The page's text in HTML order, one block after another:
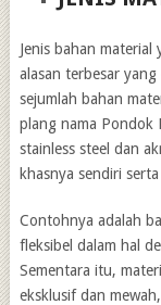
Jenis bahan
alasan terbesar
sejumlah bahan
plang nama Pondok
stainless steel dan
khasnya sendiri
Contohnya adalah
fleksibel dalam hal
Sementara itu,
eksklusif dan